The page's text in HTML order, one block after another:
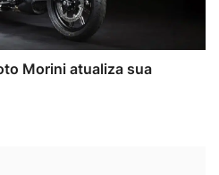
Morini atualiza sua